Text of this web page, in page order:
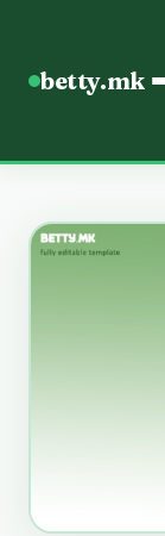
betty.mk